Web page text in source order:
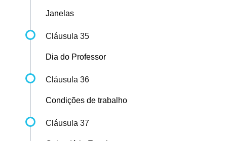
Janelas
Cláusula 35
Dia do Professor
Cláusula 36
Condições de trabalho
Cláusula 37